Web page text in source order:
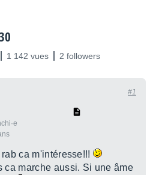
1 142 vues 2 followers
#1
ca m'intéresse!!!
ca marche aussi. Si une âme